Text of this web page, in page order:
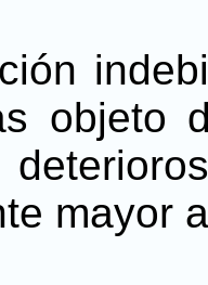
objeto
mayor